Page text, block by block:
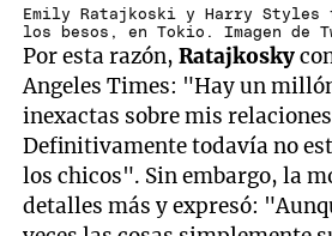
Emily Ratajkoski y Harry Styles
los besos, en Tokio. Imagen de
Por esta razón,Ratajkosky
Angeles Times: "Hay un
inexactas sobre mis
Definitivamente todavía no
los chicos". Sin embargo, la
detalles más y expresó: